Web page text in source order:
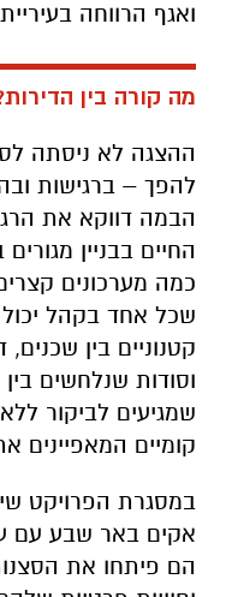
ואגף הרווחה
מה קורה בין
ההצגה לא ניסתה
להפך – ברגישות
הבמה דווקא את
החיים בבניין
כמה מערכונים קצרים
שכל אחד בקהל יכול
קטנוניים בין
וסודות שנלחשים
שמגיעים לביקור
קומיים
במסגרת הפרויקט
אקים באר שבע עם
הם פיתחו את